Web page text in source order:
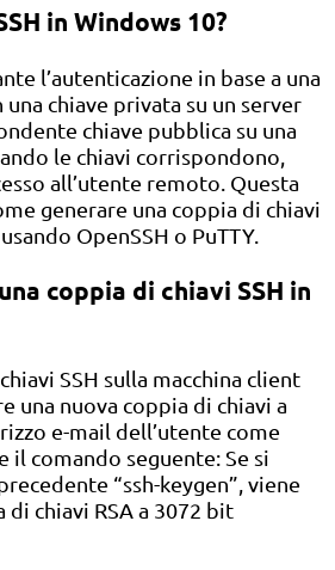
in Windows 10?
l’autenticazione in base a una
chiave privata su un server
chiave pubblica su una
le chiavi corrispondono,
all’utente remoto. Questa
generare una coppia di chiavi
OpenSSH o PuTTY.
coppia di chiavi SSH in
SSH sulla macchina client
una nuova coppia di chiavi a
e-mail dell’utente come
il comando seguente: Se si
“ssh-keygen”, viene
di chiavi RSA a 3072 bit